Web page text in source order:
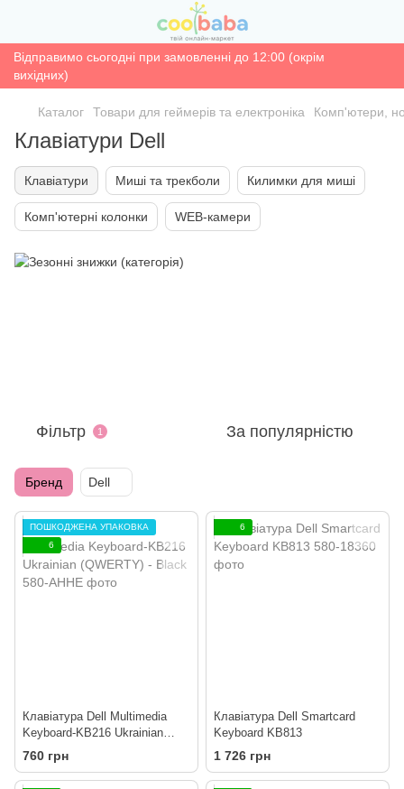
Відправимо сьогодні при замовленні до 12:00 (окрім
вихідних)
Каталог Товари для геймерів та електроніка Комп'ютери,
Клавіатури Dell
Клавіатури Миші та трекболи Килимки для миші
Комп'ютерні колонки WEB-камери
Фільтр 1 За популярністю
Бренд Dell
ПОШКОДЖЕНА УПАКОВКА
6
Клавiатура Dell Multimedia
Keyboard-KB216 Ukrainian
(QWERTY) - Black
760 грн
6
Клавіатура Dell Smartcard
Keyboard KB813
1 726 грн